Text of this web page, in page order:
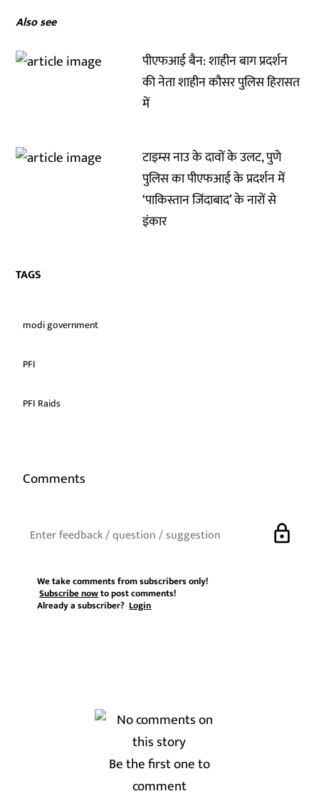
Also see
पीएफआई बैन: शाहीन बाग प्रदर्शन
की नेता शाहीन कौसर पुलिस हिरासत
में
टाइम्स नाउ के दावों के उलट, पुणे
पुलिस का पीएफआई के प्रदर्शन में
‘पाकिस्तान जिंदाबाद’ के नारों से
इंकार
TAGS
modi government
PFI
PFI Raids
Comments
lock
We take comments from subscribers only!
Subscribe nowto post comments!
Already a subscriber?Login
Be the first one to
comment